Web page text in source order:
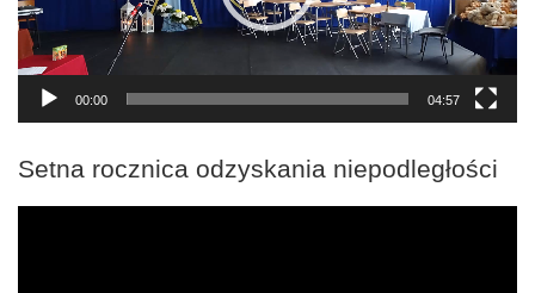
00:00 04:57
Setna rocznica odzyskania niepodległości